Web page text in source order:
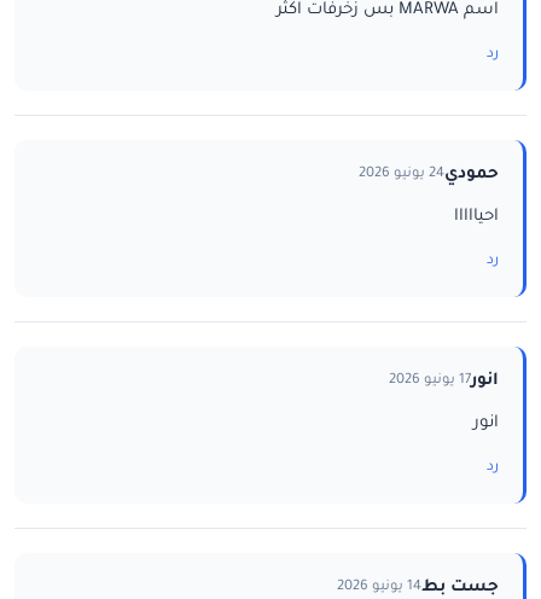
اسم MARWA بس زخرفات اكثر
رد
حمودي24 يونيو 2026
احيااااا
رد
انور17 يونيو 2026
انور
رد
جست بط14 يونيو 2026